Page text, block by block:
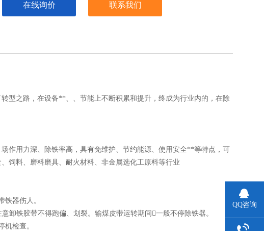
在线询价 联系我们
型之路，在设备**、、节能上不断积累和提升，终成为行业内的，在除
作用力深、除铁率高，具有免维护、节约能源、使用安全**等特点，可
饲料、磨料磨具、耐火材料、非金属选化工原料等行业
铁器伤人。
卸铁胶带不得跑偏、划裂。输煤皮带运转期间一般不停除铁器。
检查。
QQ咨询